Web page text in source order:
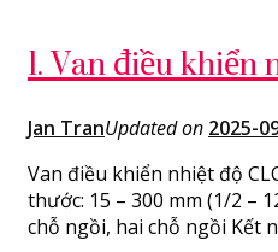
1. Van điều
Jan TranUpdated on 2025-
Van điều khiển nhiệt độ
thước: 15 – 300 mm (1/2 –
chỗ ngồi, hai chỗ ngồi Kết